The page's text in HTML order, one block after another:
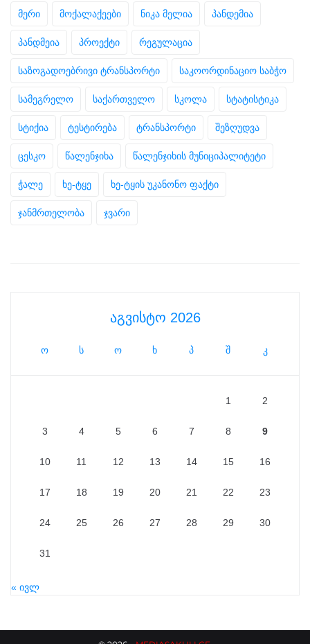
მერი მოქალაქეები ნიკა მელია პანდემია
პანდმეია პროექტი რეგულაცია
საზოგადოებრივი ტრანსპორტი საკოორდინაციო საბჭო
სამეგრელო საქართველო სკოლა სტატისტიკა
სტიქია ტესტირება ტრანსპორტი შეზღუდვა
ცესკო წალენჯიხა წალენჯიხის მუნიციპალიტეტი
ჭალე ხე-ტყე ხე-ტყის უკანონო ფაქტი
ჯანმრთელობა ჯვარი
აგვისტო 2026
ო ს ო ხ პ შ კ
1 2
3 4 5 6 7 8 9
10 11 12 13 14 15 16
17 18 19 20 21 22 23
24 25 26 27 28 29 30
31
« ივლ